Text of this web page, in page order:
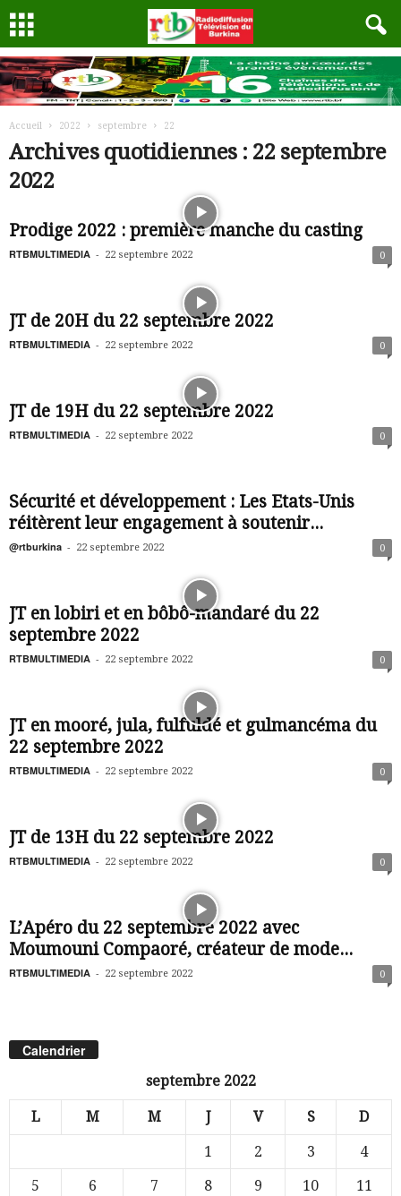
Accueil 2022 septembre 22
Archives quotidiennes : 22 septembre
2022
Prodige 2022 : première manche du casting
RTBMULTIMEDIA - 22 septembre 2022 0
JT de 20H du 22 septembre 2022
RTBMULTIMEDIA - 22 septembre 2022 0
JT de 19H du 22 septembre 2022
RTBMULTIMEDIA - 22 septembre 2022 0
Sécurité et développement : Les Etats-Unis
réitèrent leur engagement à soutenir...
@rtburkina - 22 septembre 2022 0
JT en lobiri et en bôbô-mandaré du 22
septembre 2022
RTBMULTIMEDIA - 22 septembre 2022 0
JT en mooré, jula, fulfuldé et gulmancéma du
22 septembre 2022
RTBMULTIMEDIA - 22 septembre 2022 0
JT de 13H du 22 septembre 2022
RTBMULTIMEDIA - 22 septembre 2022 0
L’Apéro du 22 septembre 2022 avec
Moumouni Compaoré, créateur de mode...
RTBMULTIMEDIA - 22 septembre 2022 0
Calendrier
septembre 2022
L M M J V S D
1 2 3
4
5
6 7 8 9 10
11